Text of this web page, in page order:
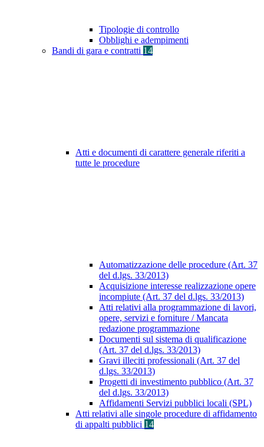
Tipologie di controllo
Obblighi e adempimenti
Bandi di gara e contratti 14
Atti e documenti di carattere generale riferiti a
tutte le procedure
Automatizzazione delle procedure (Art. 37
del d.lgs. 33/2013)
Acquisizione interesse realizzazione opere
incompiute (Art. 37 del d.lgs. 33/2013)
Atti relativi alla programmazione di lavori,
opere, servizi e forniture / Mancata
redazione programmazione
Documenti sul sistema di qualificazione
(Art. 37 del d.lgs. 33/2013)
Gravi illeciti professionali (Art. 37 del
d.lgs. 33/2013)
Progetti di investimento pubblico (Art. 37
del d.lgs. 33/2013)
Affidamenti Servizi pubblici locali (SPL)
Atti relativi alle singole procedure di affidamento
di appalti pubblici 14